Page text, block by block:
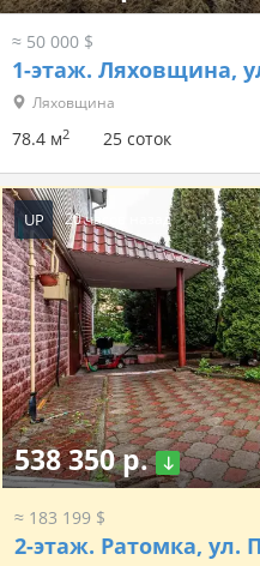
≈ 50 000 $
1-этаж. Ляховщина,
Ляховщина
78.4 м2 25 соток
UP 20 часов назад
538 350 р.
≈ 183 199 $
2-этаж. Ратомка, ул.